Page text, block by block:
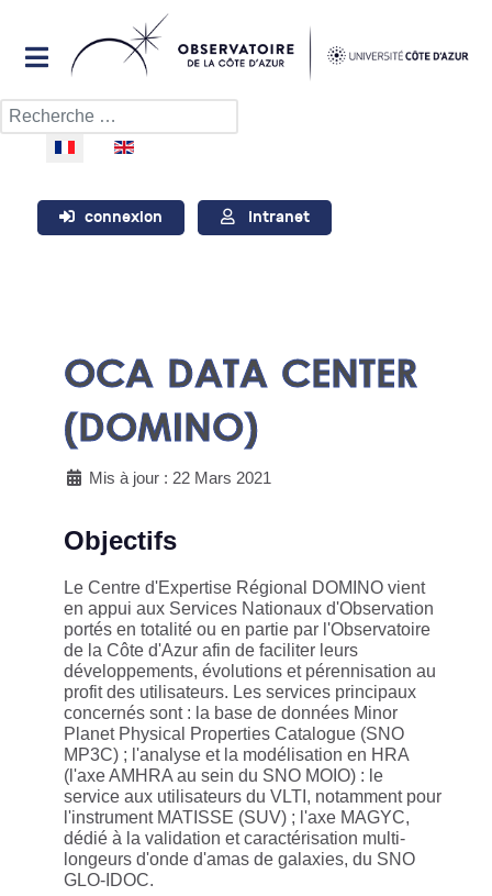
Rechercher
Sélectionnez votre langue
connexion Intranet
OCA DATA CENTER
(DOMINO)
Mis à jour : 22 Mars 2021
Objectifs
Le Centre d'Expertise Régional DOMINO vient
en appui aux Services Nationaux d'Observation
portés en totalité ou en partie par l'Observatoire
de la Côte d'Azur afin de faciliter leurs
développements, évolutions et pérennisation au
profit des utilisateurs. Les services principaux
concernés sont : la base de données Minor
Planet Physical Properties Catalogue (SNO
MP3C) ; l'analyse et la modélisation en HRA
(l'axe AMHRA au sein du SNO MOIO) : le
service aux utilisateurs du VLTI, notamment pour
l'instrument MATISSE (SUV) ; l'axe MAGYC,
dédié à la validation et caractérisation multi-
longeurs d'onde d'amas de galaxies, du SNO
GLO-IDOC.